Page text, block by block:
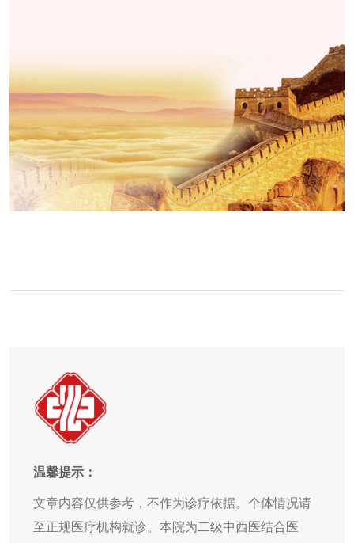
温馨提示：
文章内容仅供参考，不作为诊疗依据。个体情况请
至正规医疗机构就诊。本院为二级中西医结合医